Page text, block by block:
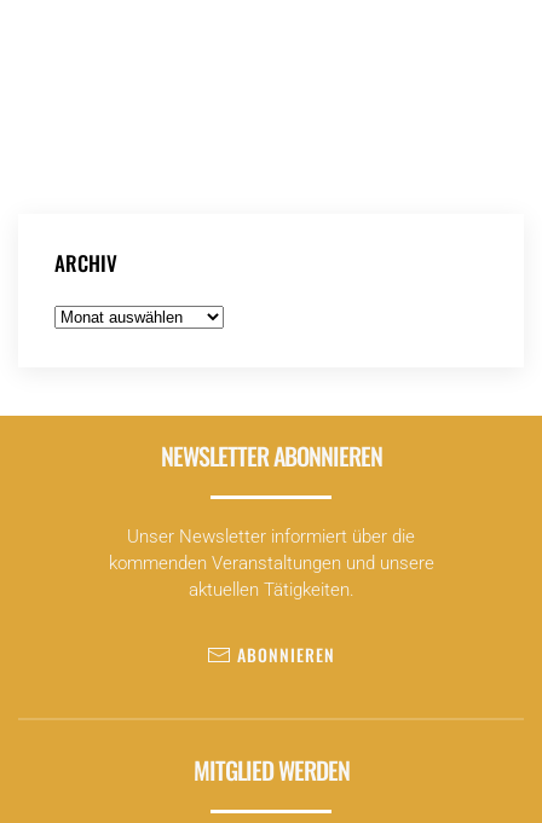
ARCHIV
Archiv
NEWSLETTER ABONNIEREN
Unser Newsletter informiert über die
kommenden Veranstaltungen und unsere
aktuellen Tätigkeiten.
ABONNIEREN
MITGLIED WERDEN